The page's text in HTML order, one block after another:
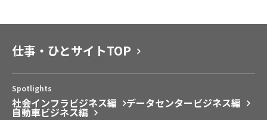
仕事・ひとサイトTOP
Spotlights
社会インフラビジネス編 データセンタービジネス編
自動車ビジネス編